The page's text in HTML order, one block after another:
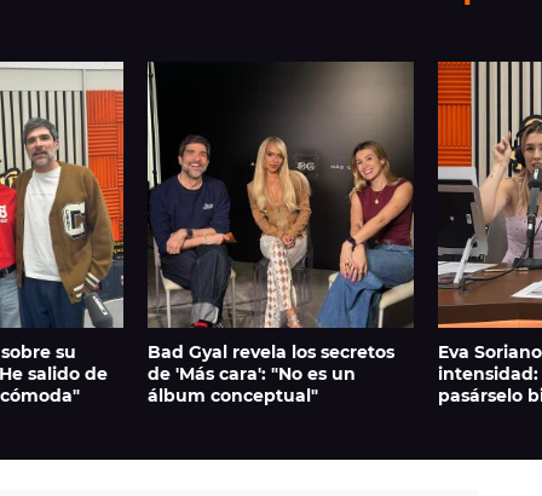
su
salido de
Bad Gyal revela los secretos
de 'Más cara': "No es un
álbum conceptual"
Eva
intensidad:
pasárselo